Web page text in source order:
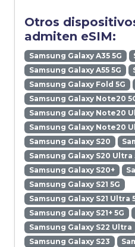
Otros
admiten eSIM:
Samsung Galaxy A35 5G
Samsung Galaxy A55 5G
Samsung Galaxy Fold 5G
Samsung Galaxy Note20
Samsung Galaxy Note20
Samsung Galaxy Note20
Samsung Galaxy S20
Samsung Galaxy S20 Ultra
Samsung Galaxy S20+
Samsung Galaxy S21 5G
Samsung Galaxy S21 Ultra
Samsung Galaxy S21+ 5G
Samsung Galaxy S22 Ultra
Samsung Galaxy S23